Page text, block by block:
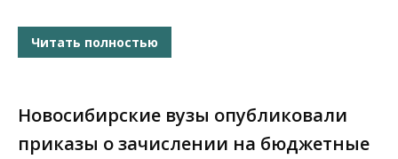
Читать полностью
Новосибирские вузы опубликовали
приказы о зачислении на бюджетные